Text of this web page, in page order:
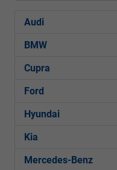
Audi
BMW
Cupra
Ford
Hyundai
Kia
Mercedes-Benz